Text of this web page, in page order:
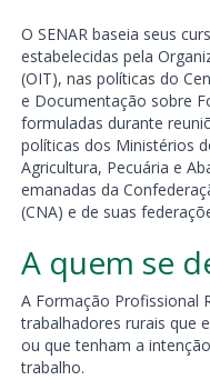
O SENAR baseia seus
estabelecidas pela
(OIT), nas políticas do
e Documentação sobre
formuladas durante
políticas dos Ministérios
Agricultura, Pecuária e
emanadas da
(CNA) e de suas
A quem se
A Formação Profissional
trabalhadores rurais que
ou que tenham a
trabalho.